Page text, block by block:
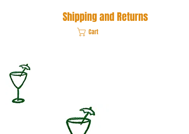
Shipping and Returns
Cart